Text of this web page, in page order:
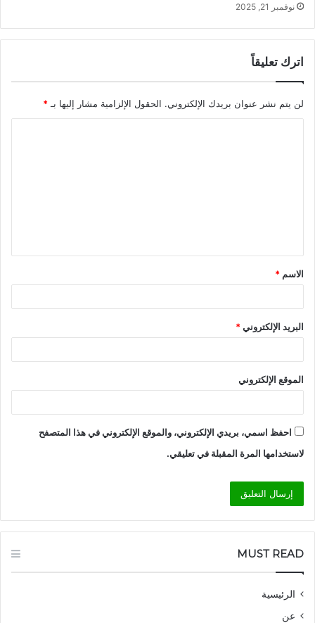
نوفمبر 21, 2025
اترك تعليقاً
لن يتم نشر عنوان بريدك الإلكتروني. الحقول الإلزامية مشار إليها بـ *
ق
*
الاسم *
البريد الإلكتروني*
الموقع الإلكتروني
احفظ اسمي، بريدي الإلكتروني، والموقع الإلكتروني في هذا المتصفح
لاستخدامها المرة المقبلة في تعليقي.
MUST READ
الرئيسية
عن